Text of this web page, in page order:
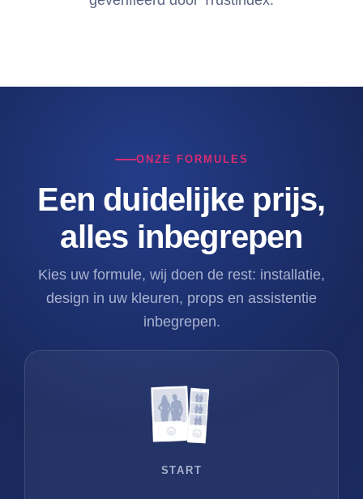
ONZE FORMULES
Een duidelijke prijs,
alles inbegrepen
Kies uw formule, wij doen de rest: installatie,
design in uw kleuren, props en assistentie
inbegrepen.
START